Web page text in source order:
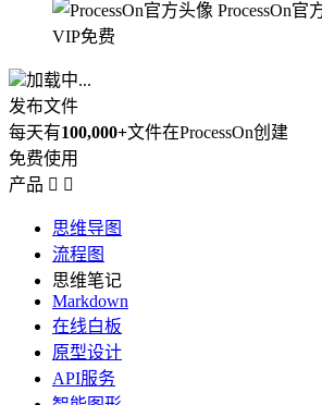
ProcessOn官
VIP免费
加载中...
发布文件
每天有100,000+文件在ProcessOn创建
免费使用
产品  
思维导图
流程图
思维笔记
Markdown
在线白板
原型设计
API服务